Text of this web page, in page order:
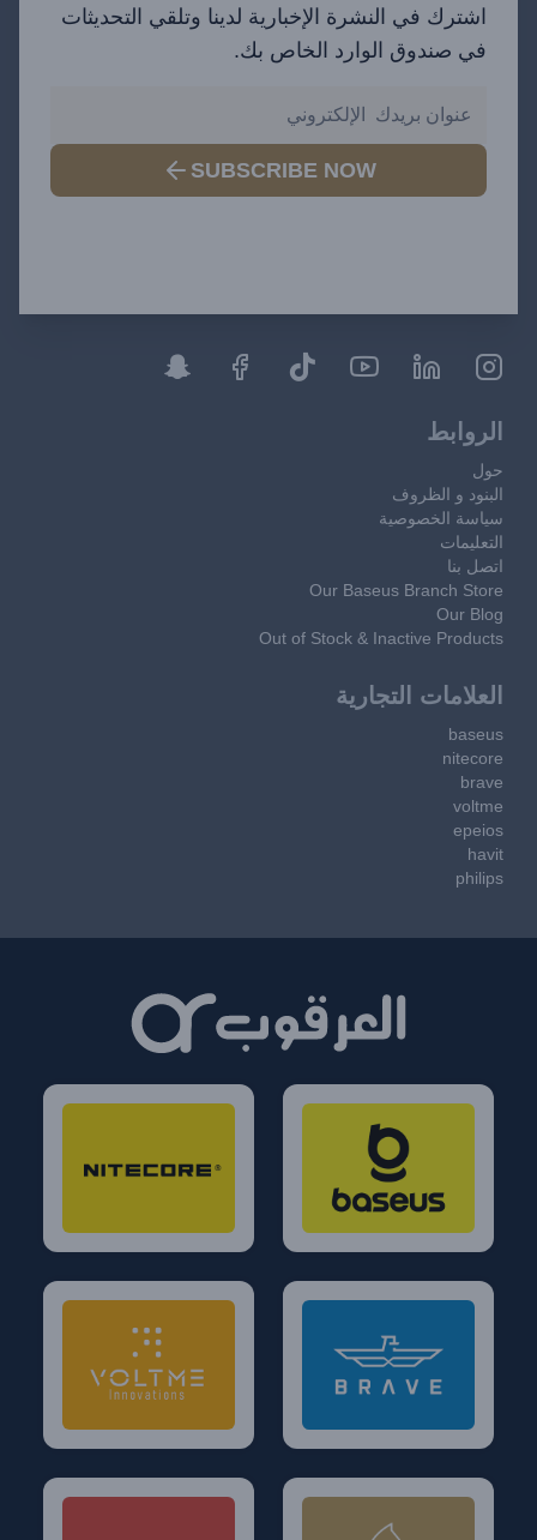
اشترك في النشرة الإخبارية لدينا وتلقي التحديثات
في صندوق الوارد الخاص بك.
SUBSCRIBE NOW
الروابط
حول
البنود و الظروف
سياسة الخصوصية
التعليمات
اتصل بنا
Our Baseus Branch Store
Our Blog
Out of Stock & Inactive Products
العلامات التجارية
baseus
nitecore
brave
voltme
epeios
havit
philips